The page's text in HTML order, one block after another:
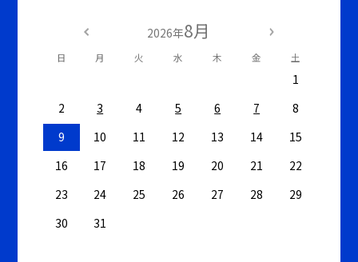
2026年8月
日 月 火 水 木 金 土
1
2
3 4 5 6 7
8
9
10 11 12 13 14
15
16
17 18 19 20 21
22
23
24 25 26 27 28
29
30
31